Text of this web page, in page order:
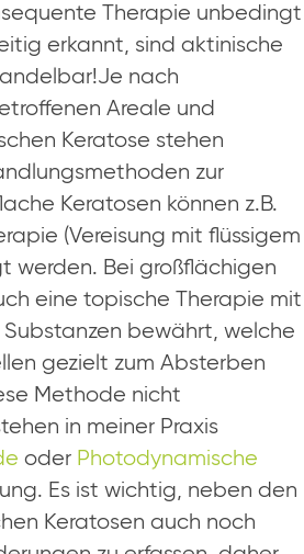
Therapie unbedingt
erkannt, sind aktinische
nach
Areale und
Keratose stehen
zur
Keratosen können z.B.
(Vereisung mit flüssigem
werden. Bei großflächigen
eine topische Therapie mit
bewährt, welche
gezielt zum Absterben
Methode nicht
in meiner Praxis
oder Photodynamische
Es ist wichtig, neben den
Keratosen auch noch